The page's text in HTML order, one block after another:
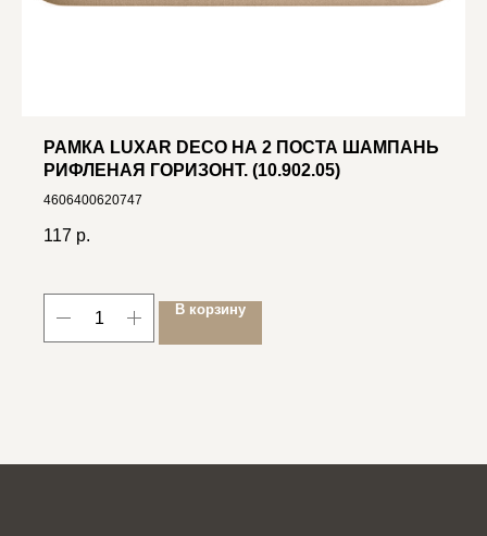
РАМКА LUXAR DECO НА 2 ПОСТА ШАМПАНЬ
РИФЛЕНАЯ ГОРИЗОНТ. (10.902.05)
4606400620747
117 р.
В корзину